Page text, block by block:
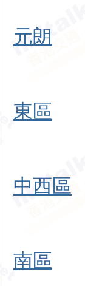
元朗
東區
中西區
南區